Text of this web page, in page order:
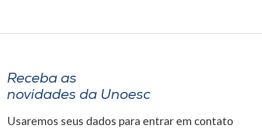
Receba as
novidades da Unoesc
Usaremos seus dados para entrar em contato